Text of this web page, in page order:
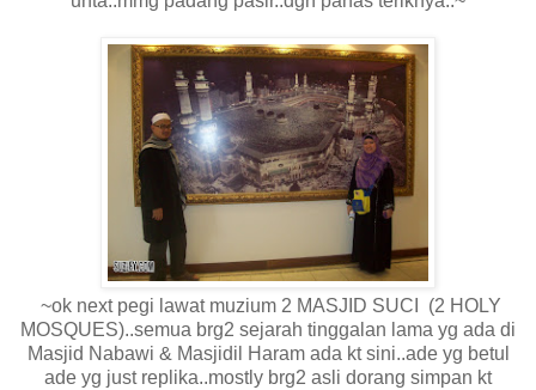
~ok next pegi lawat muzium 2 MASJID SUCI (2 HOLY
MOSQUES)..semua brg2 sejarah tinggalan lama yg ada di
Masjid Nabawi & Masjidil Haram ada kt sini..ade yg betul
ade yg just replika..mostly brg2 asli dorang simpan kt